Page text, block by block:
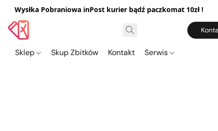
Wysłka Pobraniowa inPost kurier bądź paczkomat 10zł !
Sklep Skup Zbitków Kontakt Serwis